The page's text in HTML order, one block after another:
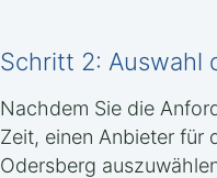
Schritt 2: Auswahl
Nachdem Sie die
Zeit, einen Anbieter für
Odersberg